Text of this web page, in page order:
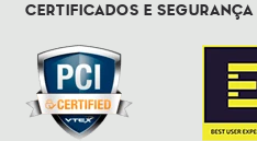
CERTIFICADOS E SEGURANÇA